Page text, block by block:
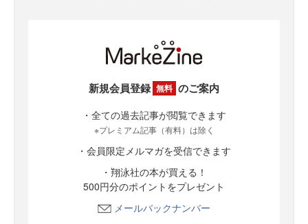
新規会員登録 無料 のご案内
・全ての過去記事が閲覧できます
※プレミアム記事（有料）は除く
・会員限定メルマガを受信できます
・翔泳社の本が買える！
500円分のポイントをプレゼント
メールバックナンバー